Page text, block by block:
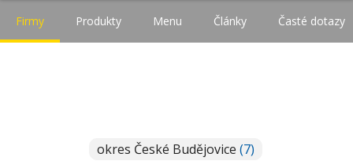
Firmy Produkty Menu Články Časté dotazy
okres České Budějovice (7)